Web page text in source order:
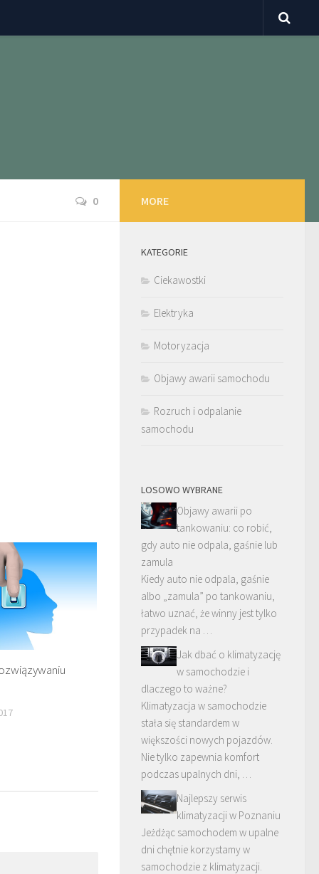
0 MORE
KATEGORIE
Ciekawostki
Elektryka
Motoryzacja
Objawy awarii samochodu
Rozruch i odpalanie
samochodu
LOSOWO WYBRANE
Objawy awarii po
tankowaniu: co robić,
gdy auto nie odpala, gaśnie lub
zamula
Kiedy auto nie odpala, gaśnie
albo „zamula” po tankowaniu,
łatwo uznać, że winny jest tylko
przypadek na …
Jak dbać o klimatyzację
w samochodzie i
dlaczego to ważne?
Klimatyzacja w samochodzie
stała się standardem w
większości nowych pojazdów.
Nie tylko zapewnia komfort
podczas upalnych dni, …
Najlepszy serwis
klimatyzacji w Poznaniu
Jeżdżąc samochodem w upalne
dni chętnie korzystamy w
samochodzie z klimatyzacji.